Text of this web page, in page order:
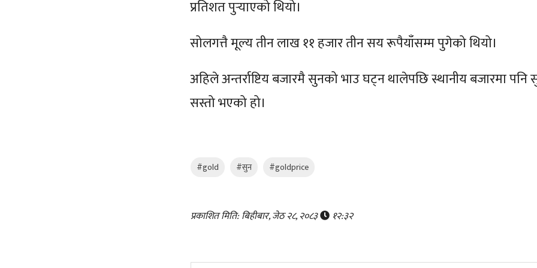
प्रतिशत पुऱ्याएको थियो।
सोलगत्तै मूल्य तीन लाख ११ हजार तीन सय रूपैयाँसम्म पुगेको थियो।
अहिले अन्तर्राष्टिय बजारमै सुनको भाउ घट्न थालेपछि स्थानीय बजारमा पनि
सस्तो भएको हो।
#gold #सुन #goldprice
प्रकाशित मिति: बिहीबार, जेठ २८, २०८३ १२:३२